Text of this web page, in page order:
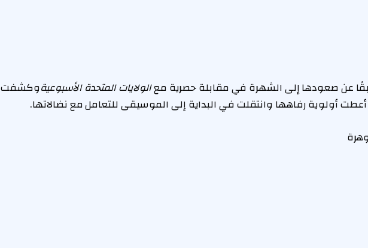
عن صعودها إلى الشهرة في مقابلة حصرية معالولايات المتحدة الأسبوعيةوكشفت
أولوية رفاهها وانتقلت في البداية إلى الموسيقى للتعامل مع نضالاتها.